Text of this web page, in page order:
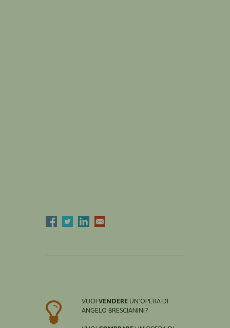
VUOI VENDERE UN'OPERA DI
ANGELO BRESCIANINI?